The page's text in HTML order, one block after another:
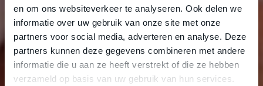
en om ons websiteverkeer te analyseren. Ook delen we
informatie over uw gebruik van onze site met onze
partners voor social media, adverteren en analyse. Deze
partners kunnen deze gegevens combineren met andere
informatie die u aan ze heeft verstrekt of die ze hebben
verzameld op basis van uw gebruik van hun services.